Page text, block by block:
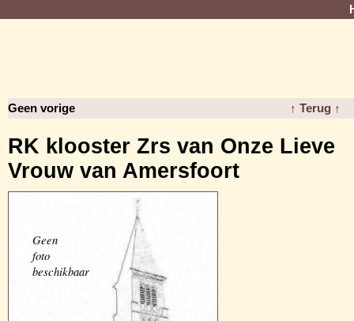
Geen vorige ↑ Terug ↑
RK klooster Zrs van Onze Lieve
Vrouw van Amersfoort
Geen
foto
beschikbaar